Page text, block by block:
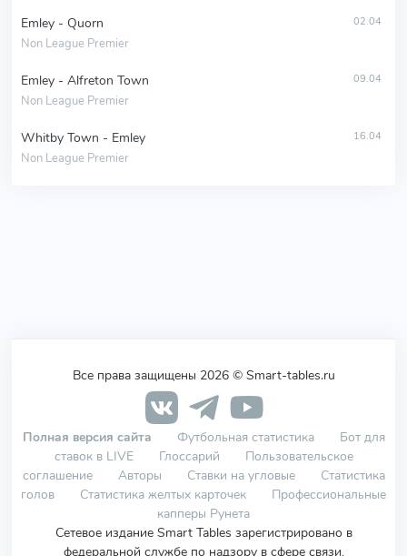
Emley - Quorn
Non League Premier
02.04
Emley - Alfreton Town
Non League Premier
09.04
Whitby Town - Emley
Non League Premier
16.04
Все права защищены 2026 © Smart-tables.ru
Полная версия сайта Футбольная статистика
Бот для
ставок в LIVE
Глоссарий
Пользовательское
соглашение
Авторы Ставки на угловые
Статистика
голов
Статистика желтых карточек
Профессиональные
капперы Рунета
Сетевое издание Smart Tables зарегистрировано в
федеральной службе по надзору в сфере связи,